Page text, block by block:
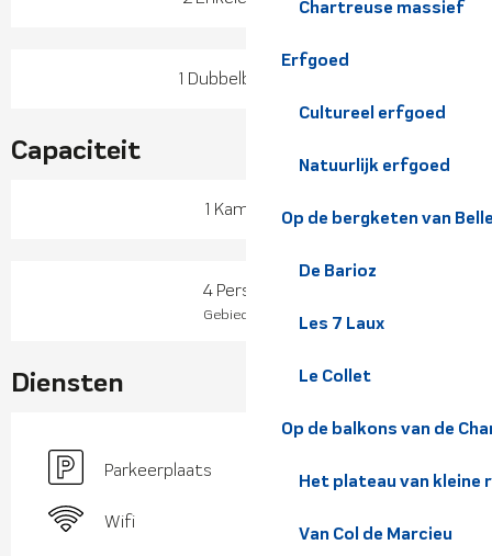
Chartreuse massief
Erfgoed
Cultureel erfgoed
Natuurlijk erfgoed
Op de bergketen van
De Barioz
Les 7 Laux
Le Collet
Op de balkons van de
Het plateau van kleine
Van Col de Marcieu
1 Dubbelbed(den)
Capaciteit
1 Kamer(s)
4 Personen
Gebied : 35 m
Diensten
Parkeerplaats
Wifi